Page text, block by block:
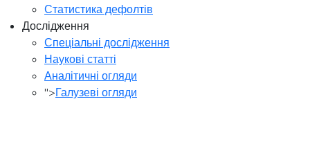
Статистика дефолтів
Дослідження
Спеціальні дослідження
Наукові статті
Аналітичні огляди
">Галузеві огляди